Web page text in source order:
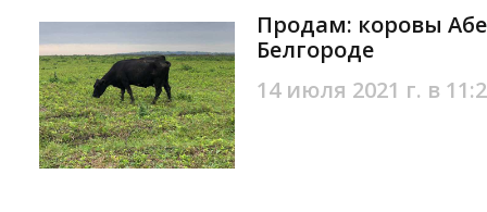
Продам: коровы
Белгороде
14 июля 2021 г. в